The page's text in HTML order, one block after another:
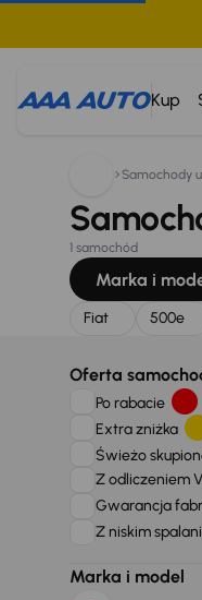
Kup
Szukam:
Samochody
1 samochód
Marka i
Fiat 500e
Oferta
Po rabacie
Extra zniżka
Świeżo
Z odliczeniem
Gwarancja
Z niskim
Marka i model